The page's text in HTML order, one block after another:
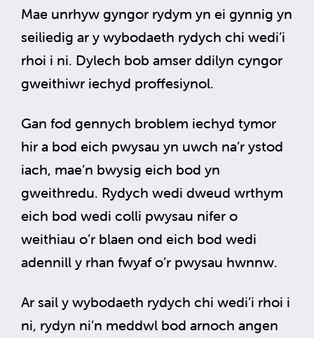
Mae unrhyw gyngor rydym yn ei gynnig yn
seiliedig ar y wybodaeth rydych chi wedi’i
rhoi i ni. Dylech bob amser ddilyn cyngor
gweithiwr iechyd proffesiynol.
Gan fod gennych broblem iechyd tymor
hir a bod eich pwysau yn uwch na’r ystod
iach, mae’n bwysig eich bod yn
gweithredu. Rydych wedi dweud wrthym
eich bod wedi colli pwysau nifer o
weithiau o’r blaen ond eich bod wedi
adennill y rhan fwyaf o’r pwysau hwnnw.
Ar sail y wybodaeth rydych chi wedi’i rhoi i
ni, rydyn ni’n meddwl bod arnoch angen